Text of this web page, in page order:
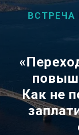
«
Как не